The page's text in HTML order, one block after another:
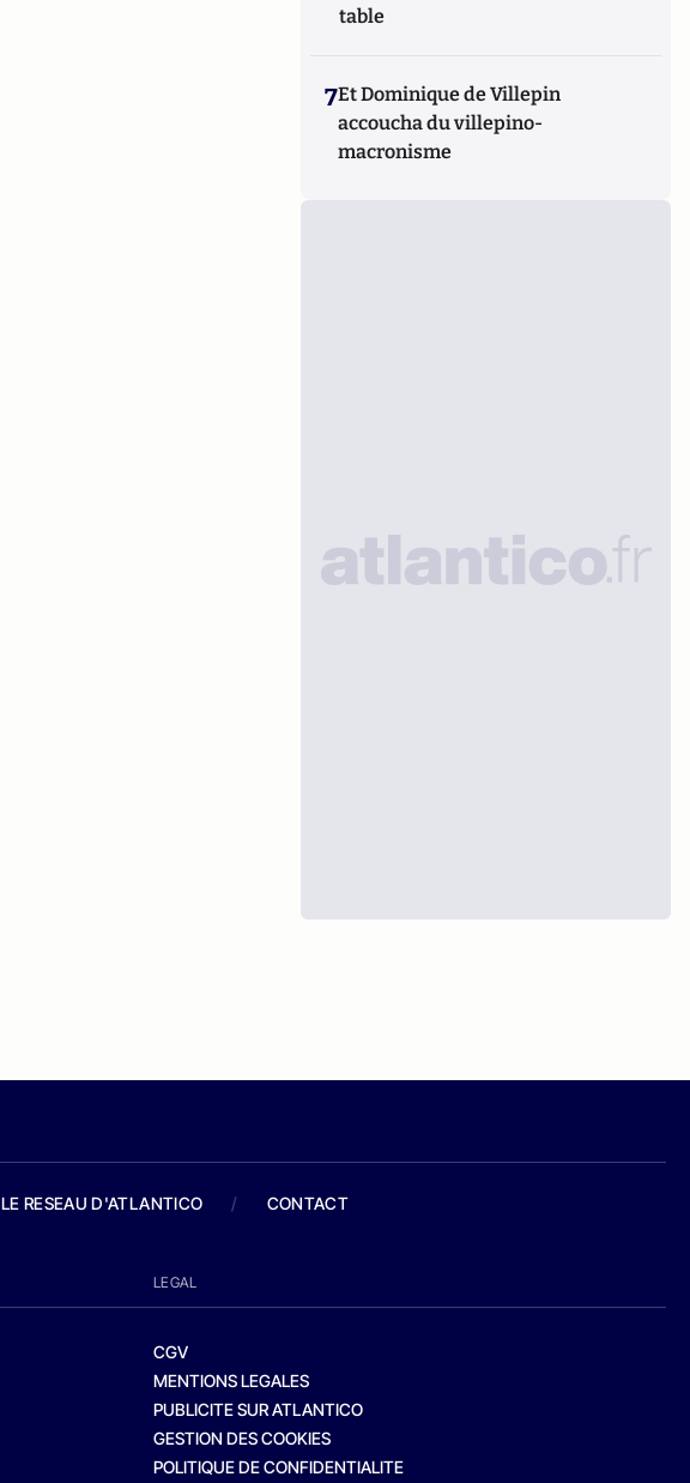
table
7Et Dominique de Villepin
accoucha du villepino-
macronisme
LE RESEAU D'ATLANTICO / CONTACT
LEGAL
CGV
MENTIONS LEGALES
PUBLICITE SUR ATLANTICO
GESTION DES COOKIES
POLITIQUE DE CONFIDENTIALITE